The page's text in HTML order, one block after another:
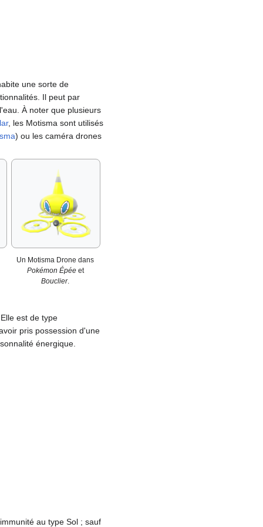
une sorte de
Il peut par
À noter que plusieurs
, les Motisma sont utilisés
) ou les caméra drones
Un Motisma Drone dans
Pokémon Épéeet
Bouclier.
est de type
pris possession d'une
énergique.
au type Sol ; sauf